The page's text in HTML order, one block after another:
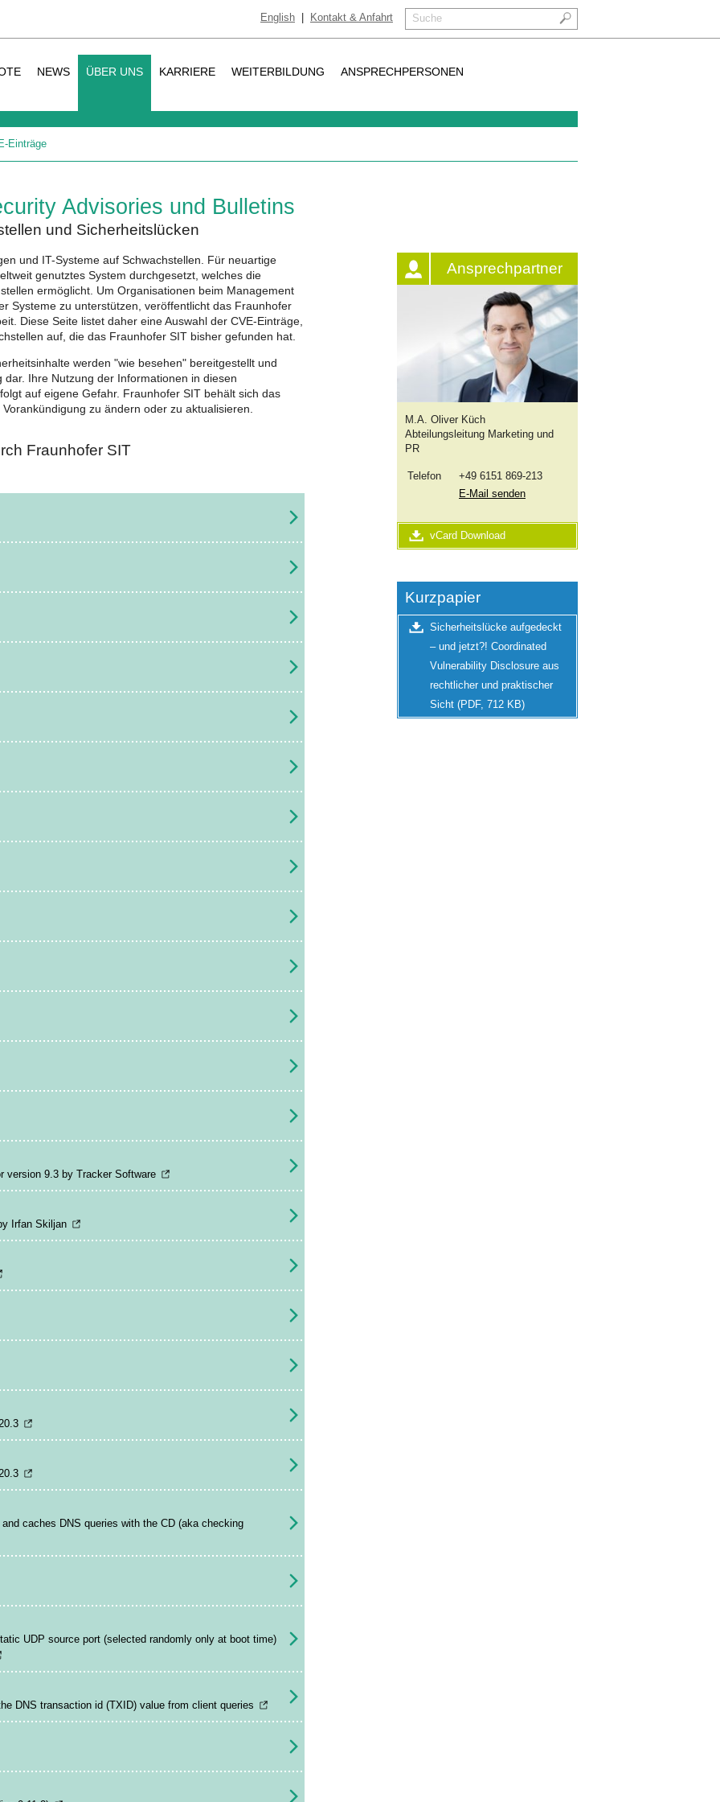
Suche
Kontakt & Anfahrt
English
NEWS ÜBER UNS KARRIERE WEITERBILDUNG ANSPRECHPERSONEN
Einträge
Advisories und Bulletins
und Sicherheitslücken
und IT-Systeme auf Schwachstellen. Für neuartige
genutztes System durchgesetzt, welches die
ermöglicht. Um Organisationen beim Management
Systeme zu unterstützen, veröffentlicht das Fraunhofer
Diese Seite listet daher eine Auswahl der CVE-Einträge,
auf, die das Fraunhofer SIT bisher gefunden hat.
werden "wie besehen" bereitgestellt und
Ihre Nutzung der Informationen in diesen
auf eigene Gefahr. Fraunhofer SIT behält sich das
zu ändern oder zu aktualisieren.
Fraunhofer SIT
version 9.3 by Tracker Software
Irfan Skiljan
caches DNS queries with the CD (aka checking
UDP source port (selected randomly only at boot time)
DNS transaction id (TXID) value from client queries
Ansprechpartner
M.A. Oliver Küch
Abteilungsleitung Marketing und
PR
Telefon
+49 6151 869-213
E-Mail senden
vCard Download
Kurzpapier
Sicherheitslücke aufgedeckt
– und jetzt?! Coordinated
Vulnerability Disclosure aus
rechtlicher und praktischer
Sicht (PDF, 712 KB)